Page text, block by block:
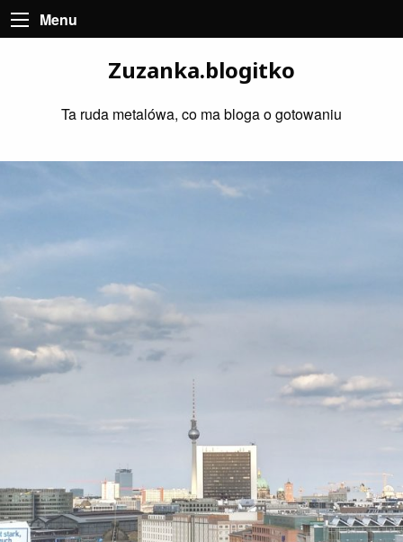
Menu
Zuzanka.blogitko
Ta ruda metalówa, co ma bloga o gotowaniu